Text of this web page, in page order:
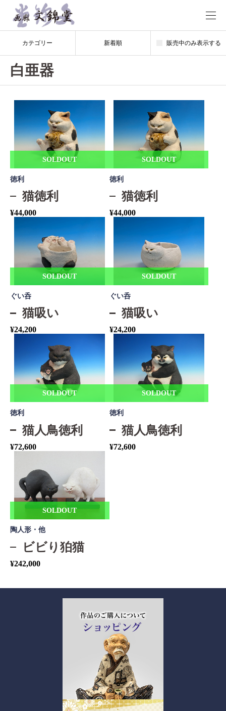
カテゴリー 新着順 販売中のみ表示する
白亜器
徳利
猫徳利
¥44,000
SOLDOUT
徳利
猫徳利
¥44,000
SOLDOUT
ぐい呑
猫吸い
¥24,200
SOLDOUT
ぐい呑
猫吸い
¥24,200
SOLDOUT
徳利
猫人鳥徳利
¥72,600
SOLDOUT
徳利
猫人鳥徳利
¥72,600
SOLDOUT
陶人形・他
ビビり狛猫
¥242,000
SOLDOUT